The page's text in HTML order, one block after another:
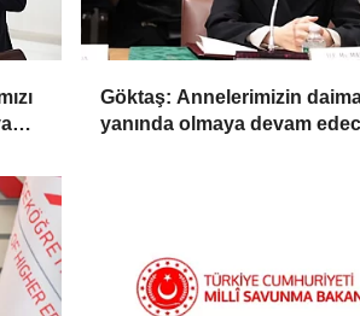
Göktaş: Annelerimizin
yanında olmaya devam